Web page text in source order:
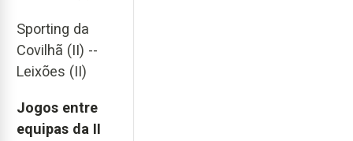
Sporting da
Covilhã (II) --
Leixões (II)
Jogos entre
equipas da II